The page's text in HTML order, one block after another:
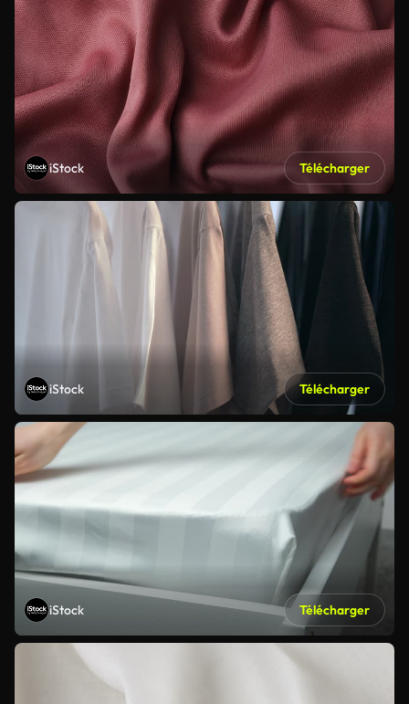
iStock Télécharger
iStock Télécharger
iStock Télécharger